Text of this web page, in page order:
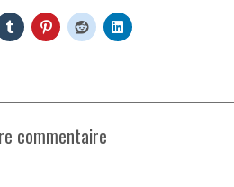
commentaire